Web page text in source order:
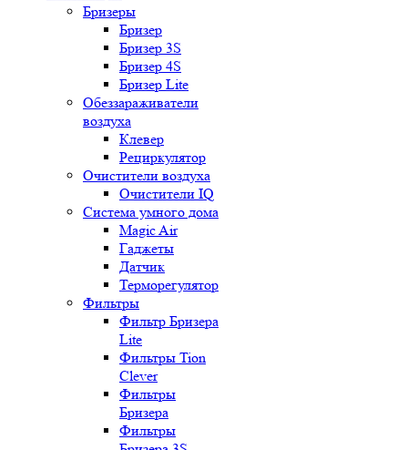
Бризеры
Бризер
Бризер 3S
Бризер 4S
Бризер Lite
Обеззараживатели
воздуха
Клевер
Рециркулятор
Очистители воздуха
Очистители IQ
Система умного дома
Magic Air
Гаджеты
Датчик
Терморегулятор
Фильтры
Фильтр Бризера
Lite
Фильтры Tion
Clever
Фильтры
Бризера
Фильтры